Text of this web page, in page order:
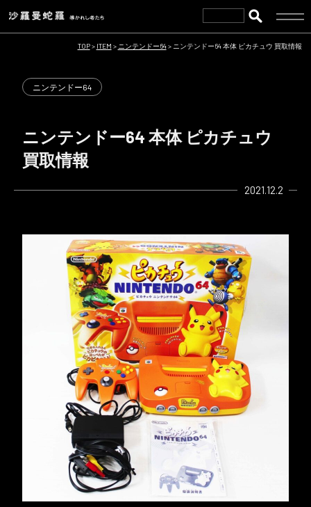
TOP> ITEM > ニンテンドー64> ニンテンドー64 本体 ピカチュウ 買取情報
ニンテンドー64
ニンテンドー64 本体 ピカチュウ
買取情報
2021.12.2